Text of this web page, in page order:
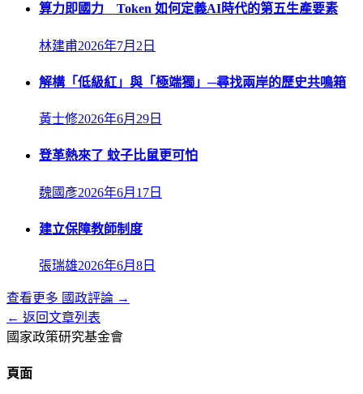
算力即國力 Token 如何定義AI時代的第五生產要素
林建甫2026年7月2日
解構「低級紅」與「極端獨」─尋找兩岸的歷史共鳴箱
黃士修2026年6月29日
登革熱來了 蚊子比鼠更可怕
魏國彥2026年6月17日
建立保障教師制度
張瑞雄2026年6月8日
查看更多 國政評論 →
← 返回文章列表
國家政策研究基金會
頁面